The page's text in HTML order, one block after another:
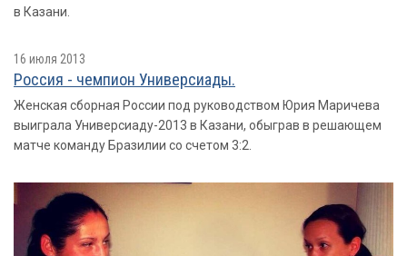
в Казани.
16 июля 2013
Россия - чемпион Универсиады.
Женская сборная России под руководством Юрия Маричева
выиграла Универсиаду-2013 в Казани, обыграв в решающем
матче команду Бразилии со счетом 3:2.